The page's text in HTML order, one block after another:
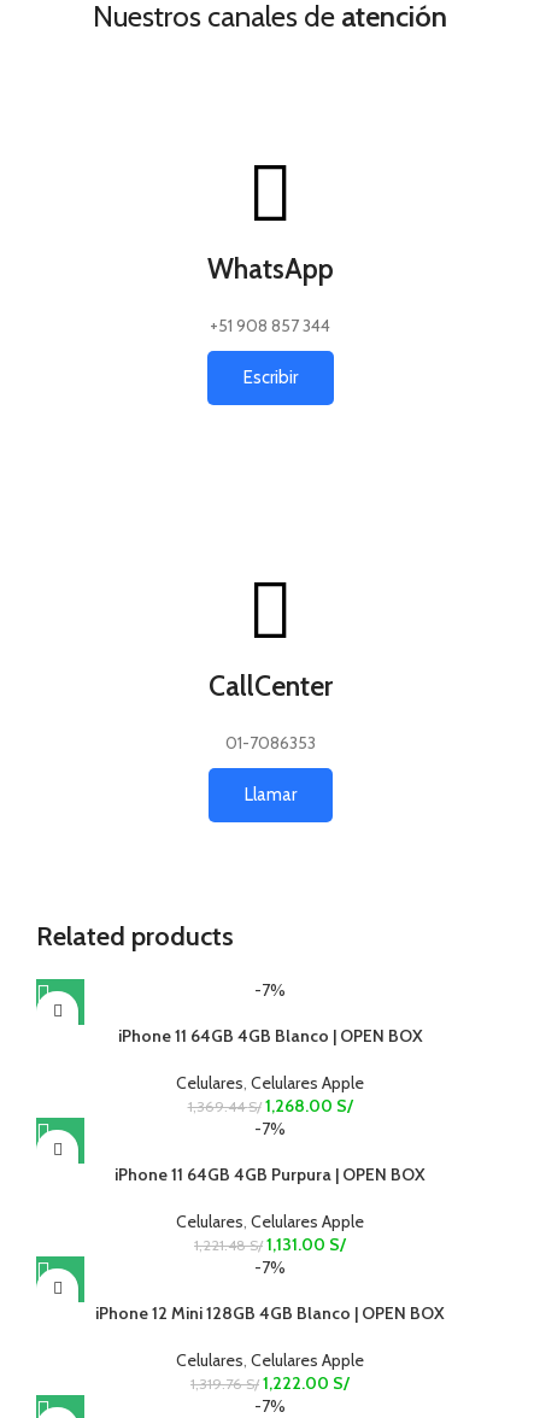
Nuestros canales de atención
WhatsApp
+51 908 857 344
Escribir
CallCenter
01-7086353
Llamar
Related products
-7%
iPhone 11 64GB 4GB Blanco | OPEN BOX
Celulares, Celulares Apple
1,369.44S/ 1,268.00 S/
-7%
iPhone 11 64GB 4GB Purpura | OPEN BOX
Celulares, Celulares Apple
1,221.48S/ 1,131.00 S/
-7%
iPhone 12 Mini 128GB 4GB Blanco | OPEN BOX
Celulares, Celulares Apple
1,319.76S/ 1,222.00 S/
-7%